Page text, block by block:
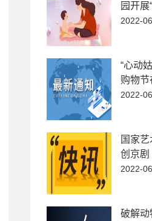
园开展
2022-
“心动
购物节
启动
2022-
国家
创京剧
成功
2022-
破解动